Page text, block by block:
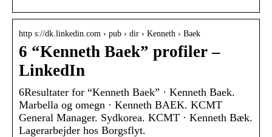
http s://dk.linkedin.com › pub › dir › Kenneth › Baek
6 “Kenneth Baek” profiler –
LinkedIn
6Resultater for “Kenneth Baek” · Kenneth Baek.
Marbella og omegn · Kenneth BAEK. KCMT
General Manager. Sydkorea. KCMT · Kenneth Bæk.
Lagerarbejder hos Borgsflyt.